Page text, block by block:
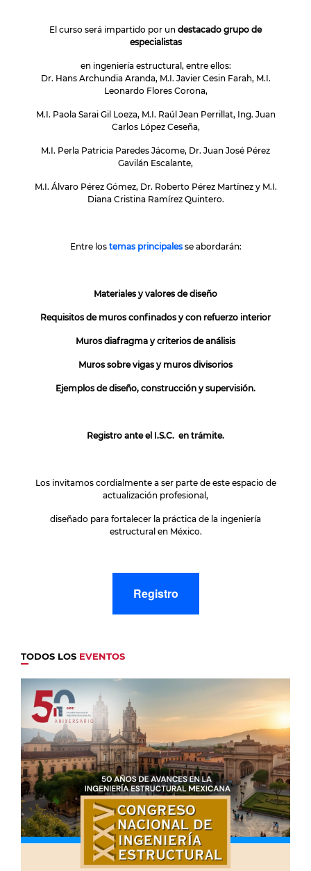
El curso será impartido por un destacado grupo de
especialistas
en ingeniería estructural, entre ellos:
Dr. Hans Archundia Aranda, M.I. Javier Cesin Farah, M.I.
Leonardo Flores Corona,
M.I. Paola Sarai Gil Loeza, M.I. Raúl Jean Perrillat, Ing. Juan
Carlos López Ceseña,
M.I. Perla Patricia Paredes Jácome, Dr. Juan José Pérez
Gavilán Escalante,
M.I. Álvaro Pérez Gómez, Dr. Roberto Pérez Martínez y M.I.
Diana Cristina Ramírez Quintero.
Entre los temas principalesse abordarán:
Materiales y valores de diseño
Requisitos de muros confinados y con refuerzo interior
Muros diafragma y criterios de análisis
Muros sobre vigas y muros divisorios
Ejemplos de diseño, construcción y supervisión.
Registro ante el I.S.C. en trámite.
Los invitamos cordialmente a ser parte de este espacio de
actualización profesional,
diseñado para fortalecer la práctica de la ingeniería
estructural en México.
Registro
TODOS LOS EVENTOS